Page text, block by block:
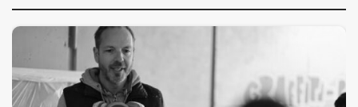
GÖNNEREI
SHOP
MITMACHEN